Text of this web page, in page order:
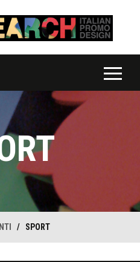
/ SPORT